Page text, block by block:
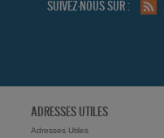
SUIVEZ-NOUS SUR :
ADRESSES UTILES
Adresses Utiles